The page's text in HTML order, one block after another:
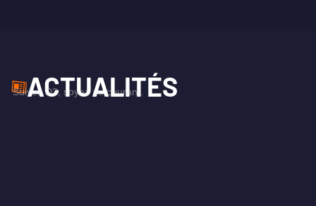
ACTUALITÉS
Suivez D3, soyez au courant.